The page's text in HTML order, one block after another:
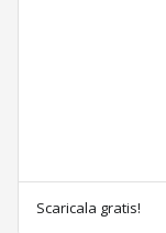
Scaricala gratis!